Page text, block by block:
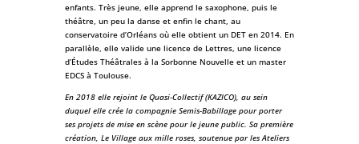
enfants. Très jeune, elle apprend le saxophone, puis le
théâtre, un peu la danse et enfin le chant, au
conservatoire d’Orléans où elle obtient un DET en 2014. En
parallèle, elle valide une licence de Lettres, une licence
d’Études Théâtrales à la Sorbonne Nouvelle et un master
EDCS à Toulouse.
En 2018 elle rejoint le Quasi-Collectif (KAZICO), au sein
duquel elle crée la compagnie Semis-Babillage pour porter
ses projets de mise en scène pour le jeune public. Sa première
création, Le Village aux mille roses, soutenue par les Ateliers